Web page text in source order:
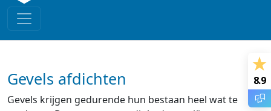
Gevels afdichten
Gevels krijgen gedurende hun bestaan heel wat te
8.9